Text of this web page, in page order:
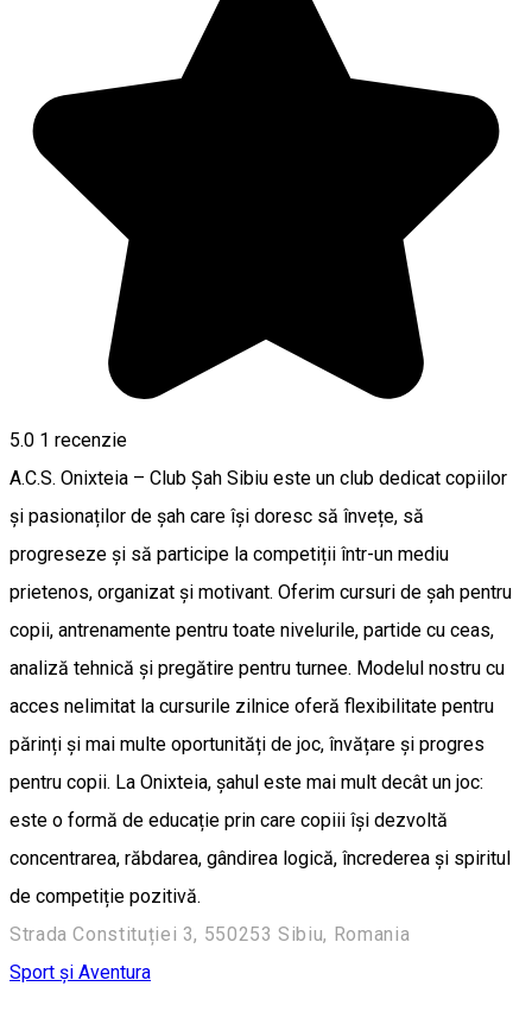
5.0 1 recenzie
A.C.S. Onixteia – Club Șah Sibiu este un club dedicat copiilor
și pasionaților de șah care își doresc să învețe, să
progreseze și să participe la competiții într-un mediu
prietenos, organizat și motivant. Oferim cursuri de șah pentru
copii, antrenamente pentru toate nivelurile, partide cu ceas,
analiză tehnică și pregătire pentru turnee. Modelul nostru cu
acces nelimitat la cursurile zilnice oferă flexibilitate pentru
părinți și mai multe oportunități de joc, învățare și progres
pentru copii. La Onixteia, șahul este mai mult decât un joc:
este o formă de educație prin care copiii își dezvoltă
concentrarea, răbdarea, gândirea logică, încrederea și spiritul
de competiție pozitivă.
Strada Constituției 3, 550253 Sibiu, Romania
Sport și Aventura